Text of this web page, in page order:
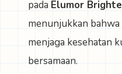
pada Elumor
menunjukkan
menjaga kesehatan
bersamaan.